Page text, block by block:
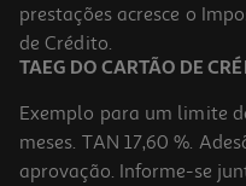
1.889,99 €
prestações acresce o
de Crédito.
TAEG DO CARTÃO DE
Exemplo para um limite
meses. TAN 17,60 %.
aprovação. Informe-se